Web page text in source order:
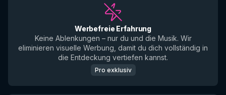
Werbefreie Erfahrung
Keine Ablenkungen – nur du und die Musik. Wir
eliminieren visuelle Werbung, damit du dich vollständig in
die Entdeckung vertiefen kannst.
Pro exklusiv